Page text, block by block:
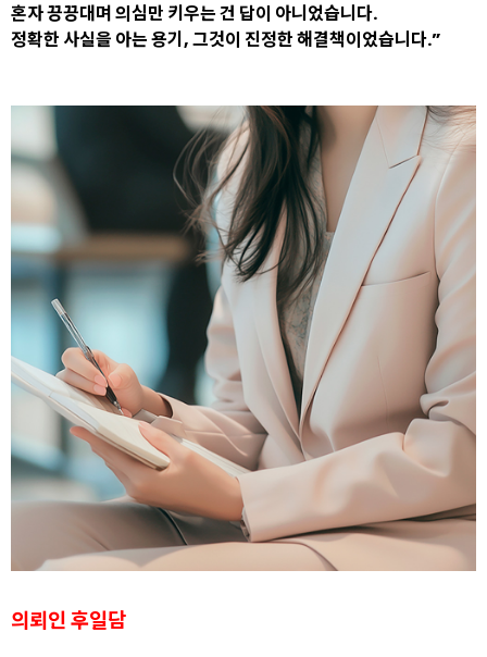
혼자 끙끙대며 의심만 키우는 건 답이 아니었습니다.
정확한 사실을 아는 용기, 그것이 진정한 해결책이었습니다.”
의뢰인 후일담